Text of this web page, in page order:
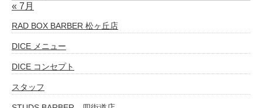
« 7月
RAD BOX BARBER 松ヶ丘店
DICE メニュー
DICE コンセプト
スタッフ